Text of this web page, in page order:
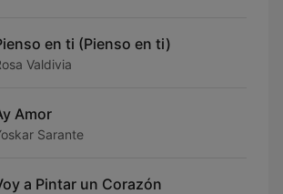
en ti (Pienso en ti)
Valdivia
Amor
Sarante
a Pintar un Corazón